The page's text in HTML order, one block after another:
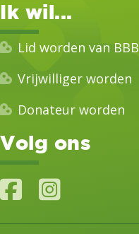
Ik wil...
Lid worden van BBB
Vrijwilliger worden
Donateur worden
Volg ons